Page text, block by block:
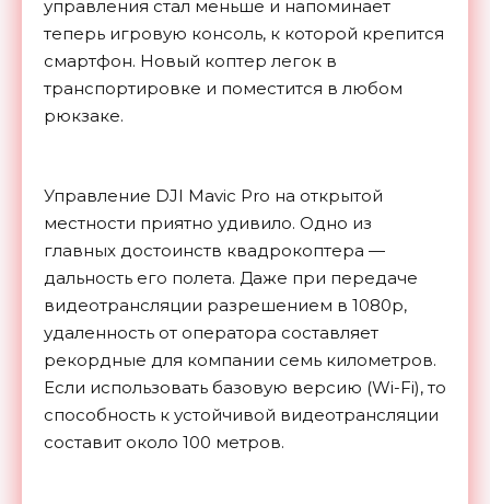
управления стал меньше и напоминает
теперь игровую консоль, к которой крепится
смартфон. Новый коптер легок в
транспортировке и поместится в любом
рюкзаке.
Управление DJI Mavic Pro на открытой
местности приятно удивило. Одно из
главных достоинств квадрокоптера —
дальность его полета. Даже при передаче
видеотрансляции разрешением в 1080p,
удаленность от оператора составляет
рекордные для компании семь километров.
Если использовать базовую версию (Wi-Fi), то
способность к устойчивой видеотрансляции
составит около 100 метров.